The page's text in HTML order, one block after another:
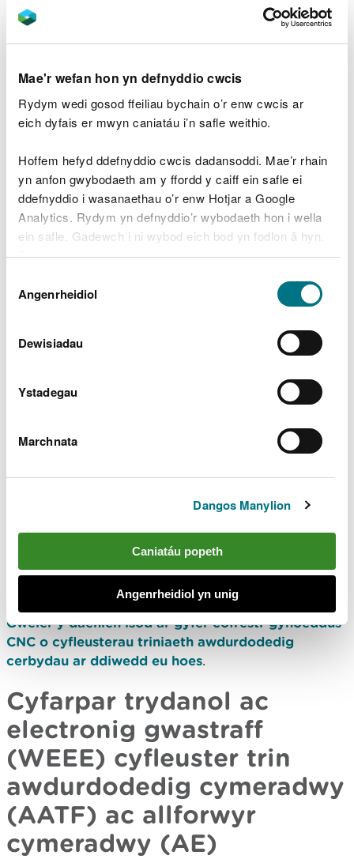
Mae'r wefan hon yn defnyddio cwcis
Rydym wedi gosod ffeiliau bychain o’r enw cwcis ar
eich dyfais er mwyn caniatáu i’n safle weithio.
Hoffem hefyd ddefnyddio cwcis dadansoddi. Mae’r rhain
yn anfon gwybodaeth am y ffordd y caiff ein safle ei
ddefnyddio i wasanaethau o’r enw Hotjar a Google
Analytics. Rydym yn defnyddio’r wybodaeth hon i wella
ein safle. Gadewch i ni wybod eich bod yn fodlon â hyn.
Byddwn yn defnyddio cwci i gadw eich dewis.
Gellirdarllen mwy am ein cwcis cyn i chi ddewis.
Caniatâd
Angenrheidiol
Dewisiadau
Ystadegau
Marchnata
Dangos Manylion
Caniatáu popeth
Angenrheidiol yn unig
Ansawdd Dŵr, Adnoddau Dwr a Gweithfeydd
Eithriadau gwastraff ac
ansawdd dŵr
gwastraff ac ansawdd dŵr.
Cofrestriadau
cynhyrchydd gwastraff
Delwyr metel sgrap
Gweler y daenlen am gofrestr gyhoeddus CNC o
Cyfleusterau triniaeth
cerbydau ar ddiwedd eu
hoes
Gweler y daenlen isod ar gyfer cofrestr gyhoeddus
CNC o cyfleusterau triniaeth awdurdodedig
cerbydau ar ddiwedd eu hoes.
Cyfarpar trydanol ac
electronig gwastraff
(WEEE) cyfleuster trin
awdurdodedig cymeradwy
(AATF) ac allforwyr
cymeradwy (AE)